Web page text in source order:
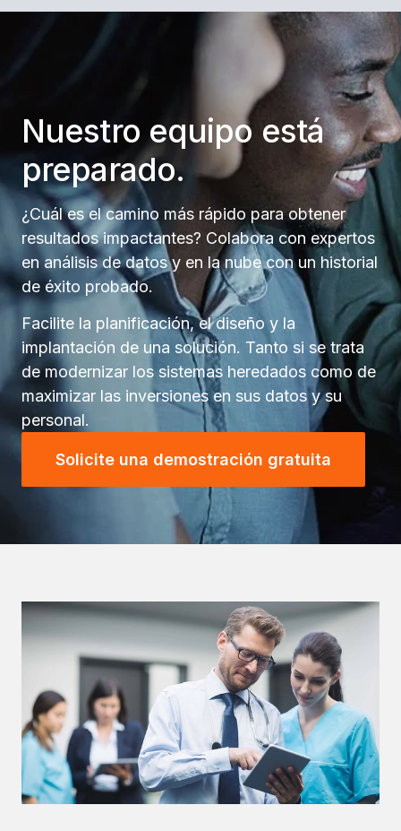
Nuestro equipo está
preparado.
¿Cuál es el camino más rápido para obtener
resultados impactantes? Colabora con expertos
en análisis de datos y en la nube con un historial
de éxito probado.
Facilite la planificación, el diseño y la
implantación de una solución. Tanto si se trata
de modernizar los sistemas heredados como de
maximizar las inversiones en sus datos y su
personal.
Solicite una demostración gratuita